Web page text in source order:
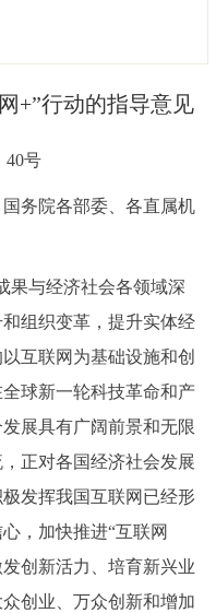
政策服务
部门服务
投资项目
询 我要建议
+”行动的指导意见
40号
务院各部委、各直属机
与经济社会各领域深
组织变革，提升实体经
互联网为基础设施和创
球新一轮科技革命和产
展具有广阔前景和无限
正对各国经济社会发展
发挥我国互联网已经形
，加快推进“互联网
创新活力、培育新兴业
创业、万众创新和增加